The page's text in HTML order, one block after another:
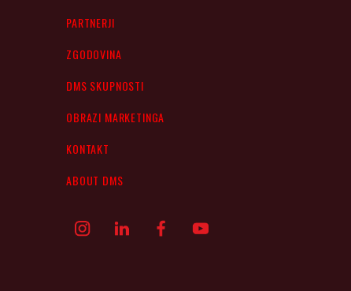
PARTNERJI
ZGODOVINA
DMS SKUPNOSTI
OBRAZI MARKETINGA
KONTAKT
ABOUT DMS